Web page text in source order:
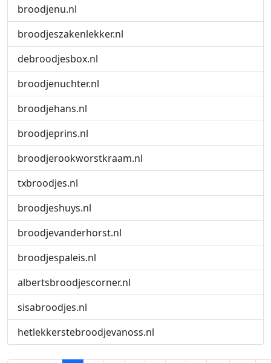
broodjenu.nl
broodjeszakenlekker.nl
debroodjesbox.nl
broodjenuchter.nl
broodjehans.nl
broodjeprins.nl
broodjerookworstkraam.nl
txbroodjes.nl
broodjeshuys.nl
broodjevanderhorst.nl
broodjespaleis.nl
albertsbroodjescorner.nl
sisabroodjes.nl
hetlekkerstebroodjevanoss.nl